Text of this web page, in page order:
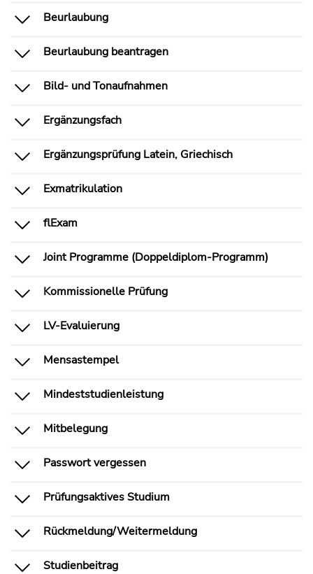
Beurlaubung
Beurlaubung beantragen
Bild- und Tonaufnahmen
Ergänzungsfach
Ergänzungsprüfung Latein, Griechisch
Exmatrikulation
flExam
Joint Programme (Doppeldiplom-Programm)
Kommissionelle Prüfung
LV-Evaluierung
Mensastempel
Mindeststudienleistung
Mitbelegung
Passwort vergessen
Prüfungsaktives Studium
Rückmeldung/Weitermeldung
Studienbeitrag